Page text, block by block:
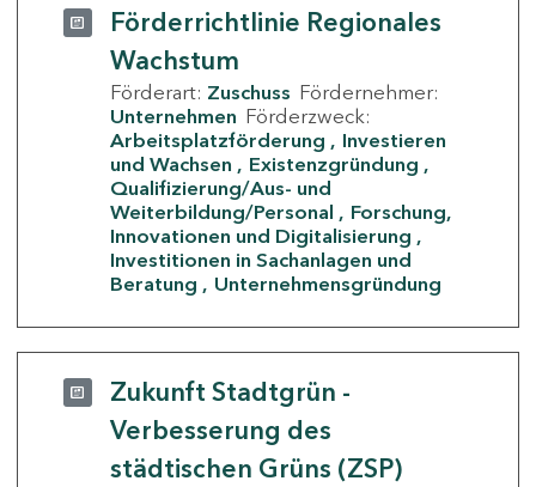
Förderrichtlinie Regionales
Wachstum
Förderart: Zuschuss Fördernehmer:
Unternehmen Förderzweck:
Arbeitsplatzförderung
Investieren
und Wachsen
Existenzgründung
Qualifizierung/Aus- und
Weiterbildung/Personal
Forschung,
Innovationen und Digitalisierung
Investitionen in Sachanlagen und
Beratung
Unternehmensgründung
Zukunft Stadtgrün -
Verbesserung des
städtischen Grüns (ZSP)